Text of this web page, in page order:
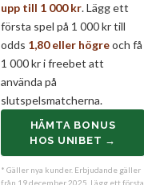
upp till 1 000 kr. Lägg ett
första spel på 1 000 kr till
odds 1,80 eller högreoch få
1 000 kr i freebet att
använda på
slutspelsmatcherna.
HÄMTA BONUS
HOS UNIBET →
* Gäller nya kunder. Erbjudande gäller
från 19 december 2025. Lägg ett första